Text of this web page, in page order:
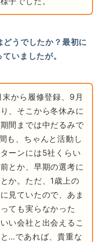
うでしたか？最初に
いましたが。
から履修登録、9月
、そこから冬休みに
間までは中だるみで
も、ちゃんと活動し
ーンには5社くらい
とか、早期の選考に
か。ただ、1歳上の
見ていたので、あま
ても実らなかった
い会社と出会えるこ
…であれば、貴重な